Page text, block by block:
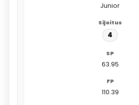
Junior
4
63.95
110.39